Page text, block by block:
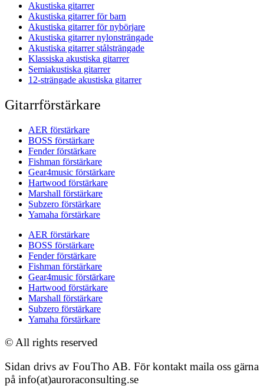
Akustiska gitarrer
Akustiska gitarrer för barn
Akustiska gitarrer för nybörjare
Akustiska gitarrer nylonsträngade
Akustiska gitarrer stålsträngade
Klassiska akustiska gitarrer
Semiakustiska gitarrer
12-strängade akustiska gitarrer
Gitarrförstärkare
AER förstärkare
BOSS förstärkare
Fender förstärkare
Fishman förstärkare
Gear4music förstärkare
Hartwood förstärkare
Marshall förstärkare
Subzero förstärkare
Yamaha förstärkare
AER förstärkare
BOSS förstärkare
Fender förstärkare
Fishman förstärkare
Gear4music förstärkare
Hartwood förstärkare
Marshall förstärkare
Subzero förstärkare
Yamaha förstärkare
© All rights reserved
Sidan drivs av FouTho AB. För kontakt maila oss gärna
på info(at)auroraconsulting.se